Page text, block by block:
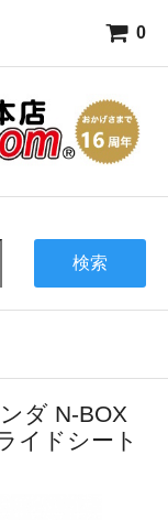
0
検索
ダ N-BOX
イドシート